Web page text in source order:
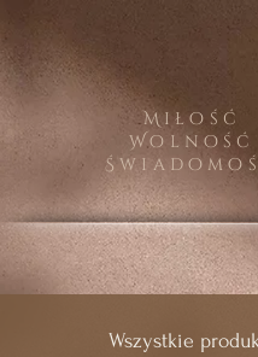
Miłość
Wolność
Wszystkie